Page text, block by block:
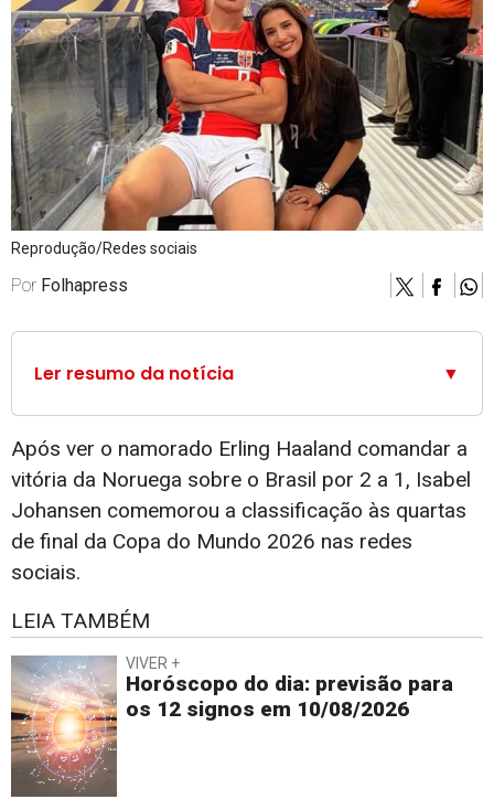
Reprodução/Redes sociais
Por Folhapress
Ler resumo da notícia ▼
Após ver o namorado Erling Haaland comandar a
vitória da Noruega sobre o Brasil por 2 a 1, Isabel
Johansen comemorou a classificação às quartas
de final da Copa do Mundo 2026 nas redes
sociais.
LEIA TAMBÉM
VIVER +
Horóscopo do dia: previsão para
os 12 signos em 10/08/2026